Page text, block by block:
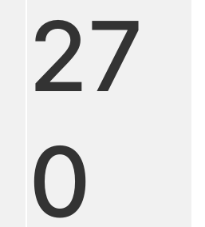
27
0